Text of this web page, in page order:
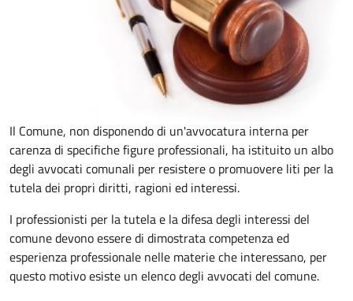
Il Comune, non disponendo di un'avvocatura interna per
carenza di specifiche figure professionali, ha istituito un albo
degli avvocati comunali per resistere o promuovere liti per la
tutela dei propri diritti, ragioni ed interessi.
I professionisti per la tutela e la difesa degli interessi del
comune devono essere di dimostrata competenza ed
esperienza professionale nelle materie che interessano, per
questo motivo esiste un elenco degli avvocati del comune.